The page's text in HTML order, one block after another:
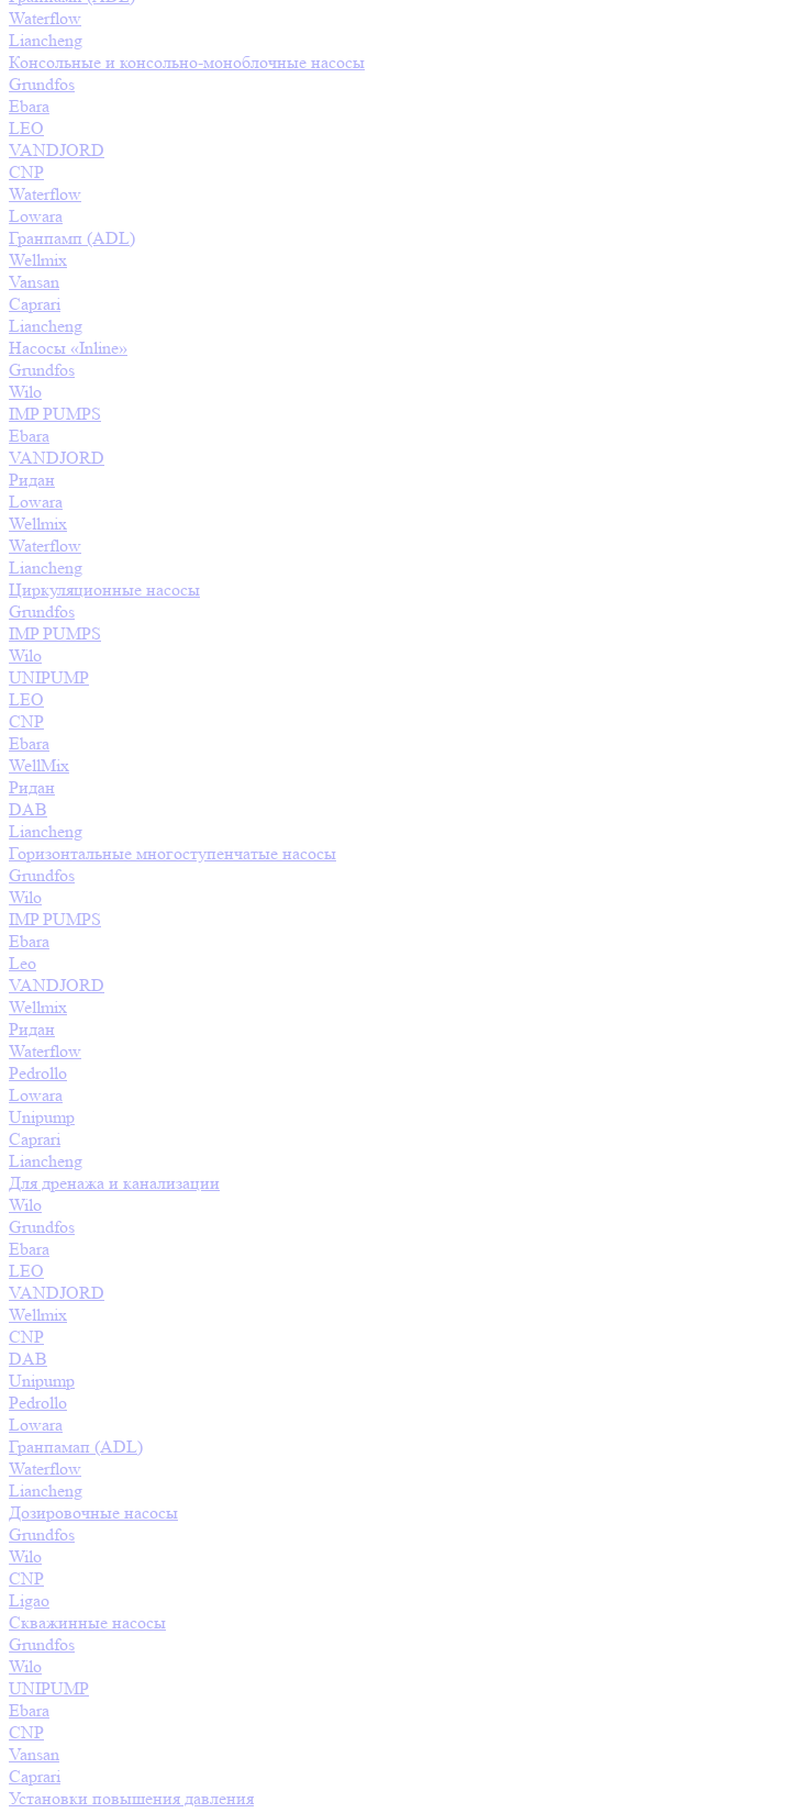
Waterflow
Liancheng
Консольные и консольно-моноблочные насосы
Grundfos
Ebara
LEO
VANDJORD
CNP
Waterflow
Lowara
Гранпамп (ADL)
Wellmix
Vansan
Caprari
Liancheng
Насосы «Inline»
Grundfos
Wilo
IMP PUMPS
Ebara
VANDJORD
Ридан
Lowara
Wellmix
Waterflow
Liancheng
Циркуляционные насосы
Grundfos
IMP PUMPS
Wilo
UNIPUMP
LEO
CNP
Ebara
WellMix
Ридан
DAB
Liancheng
Горизонтальные многоступенчатые насосы
Grundfos
Wilo
IMP PUMPS
Ebara
Leo
VANDJORD
Wellmix
Ридан
Waterflow
Pedrollo
Lowara
Unipump
Caprari
Liancheng
Для дренажа и канализации
Wilo
Grundfos
Ebara
LEO
VANDJORD
Wellmix
CNP
DAB
Unipump
Pedrollo
Lowara
Гранпамап (ADL)
Waterflow
Liancheng
Дозировочные насосы
Grundfos
Wilo
CNP
Ligao
Скважинные насосы
Grundfos
Wilo
UNIPUMP
Ebara
CNP
Vansan
Caprari
Установки повышения давления